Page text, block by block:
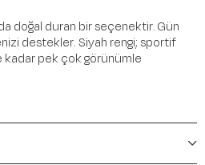
doğal duran bir seçenektir. Gün
destekler. Siyah rengi; sportif
kadar pek çok görünümle